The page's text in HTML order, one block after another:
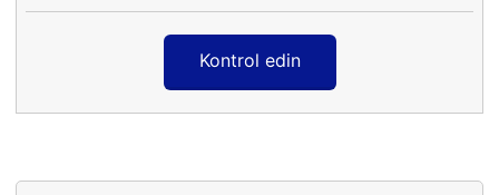
Kontrol edin